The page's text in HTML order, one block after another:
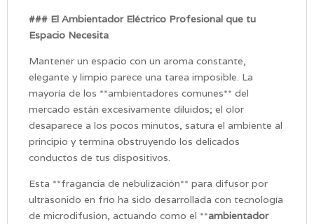
### El Ambientador Eléctrico Profesional que tu
Espacio Necesita
Mantener un espacio con un aroma constante,
elegante y limpio parece una tarea imposible. La
mayoría de los **ambientadores comunes** del
mercado están excesivamente diluidos; el olor
desaparece a los pocos minutos, satura el ambiente al
principio y termina obstruyendo los delicados
conductos de tus dispositivos.
Esta **fragancia de nebulización** para difusor por
ultrasonido en frío ha sido desarrollada con tecnología
de microdifusión, actuando como el **ambientador